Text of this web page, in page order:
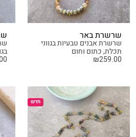
שרשרת באר
שרשרת אבנים טבעיות בגווני
תכלת, כתום וחום
₪259.00
חדש